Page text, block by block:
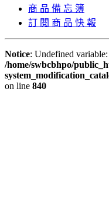
商 品 備 忘 簿
訂 閱 商 品 快 報
Notice: Undefined
/home/swbcbhpo/
on line 840